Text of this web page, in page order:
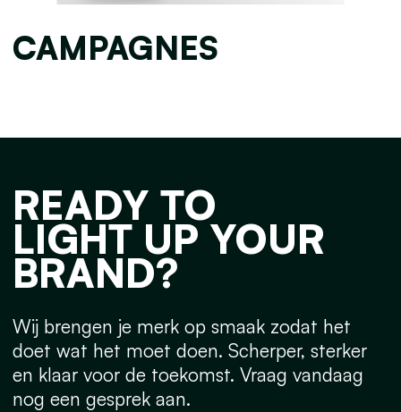
CAMPAGNES
READY TO
LIGHT UP YOUR
BRAND?
Wij brengen je merk op smaak zodat het
doet wat het moet doen. Scherper, sterker
en klaar voor de toekomst. Vraag vandaag
nog een gesprek aan.